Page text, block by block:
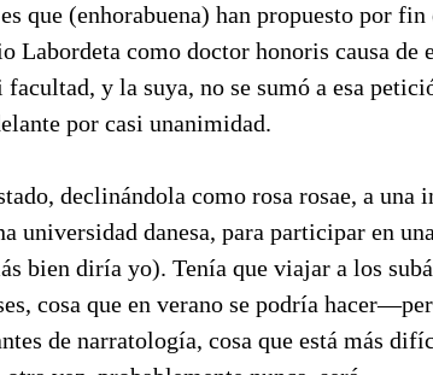
que (enhorabuena) han propuesto por
Labordeta como doctor honoris causa de
y la suya, no se sumó a esa
por casi unanimidad.
declinándola como rosa rosae, a una
universidad danesa, para participar en
bien diría yo). Tenía que viajar a los
cosa que en verano se podría
de narratología, cosa que está más